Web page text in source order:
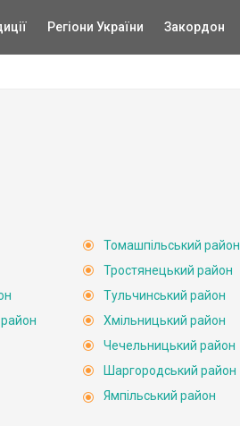
Регіони України Закордон
Томашпільський район
Тростянецький район
Тульчинський район
Хмільницький район
Чечельницький район
Шаргородський район
Ямпільський район